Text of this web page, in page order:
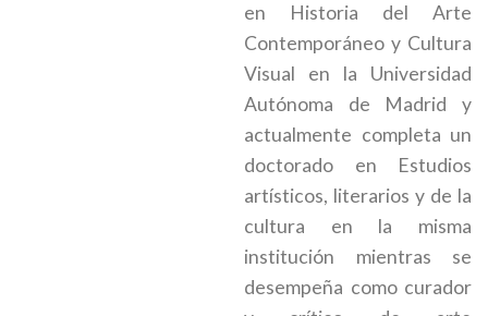
en Historia del Arte
Contemporáneo y Cultura
Visual en la Universidad
Autónoma de Madrid y
actualmente completa un
doctorado en Estudios
artísticos, literarios y de la
cultura en la misma
institución mientras se
desempeña como curador